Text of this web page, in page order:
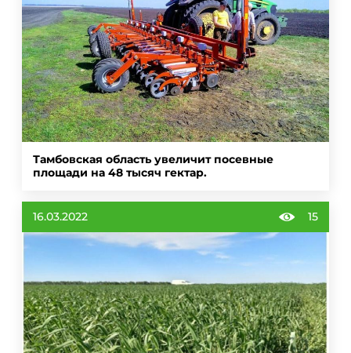
Тамбовская область увеличит посевные
площади на 48 тысяч гектар.
16.03.2022 15